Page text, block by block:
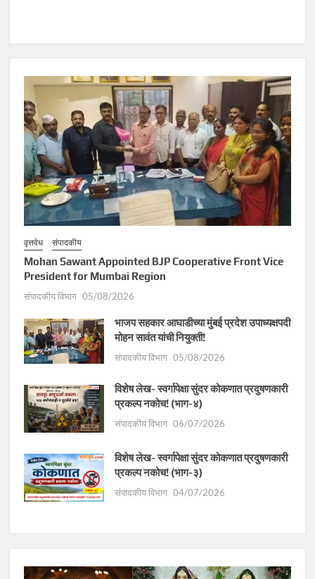
वृत्तवेध संपादकीय
Mohan Sawant Appointed BJP Cooperative Front Vice
President for Mumbai Region
संपादकीय विभाग 05/08/2026
भाजप सहकार आघाडीच्या मुंबई प्रदेश उपाध्यक्षपदी
मोहन सावंत यांची नियुक्ती!
संपादकीय विभाग 05/08/2026
विशेष लेख- स्वर्गापेक्षा सुंदर कोकणात प्रदुषणकारी
प्रकल्प नकोच! (भाग-४)
संपादकीय विभाग 06/07/2026
विशेष लेख- स्वर्गापेक्षा सुंदर कोकणात प्रदुषणकारी
प्रकल्प नकोच! (भाग-३)
संपादकीय विभाग 04/07/2026